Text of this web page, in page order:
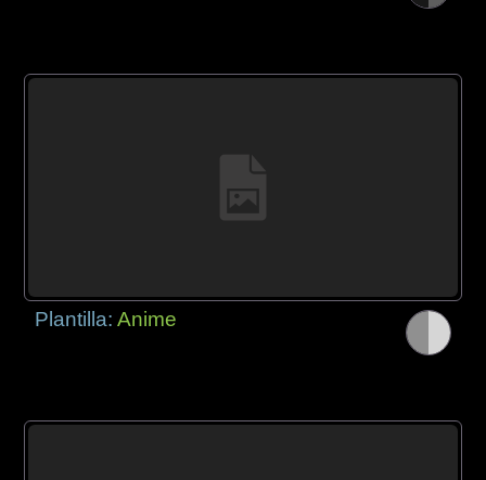
Plantilla:Anime